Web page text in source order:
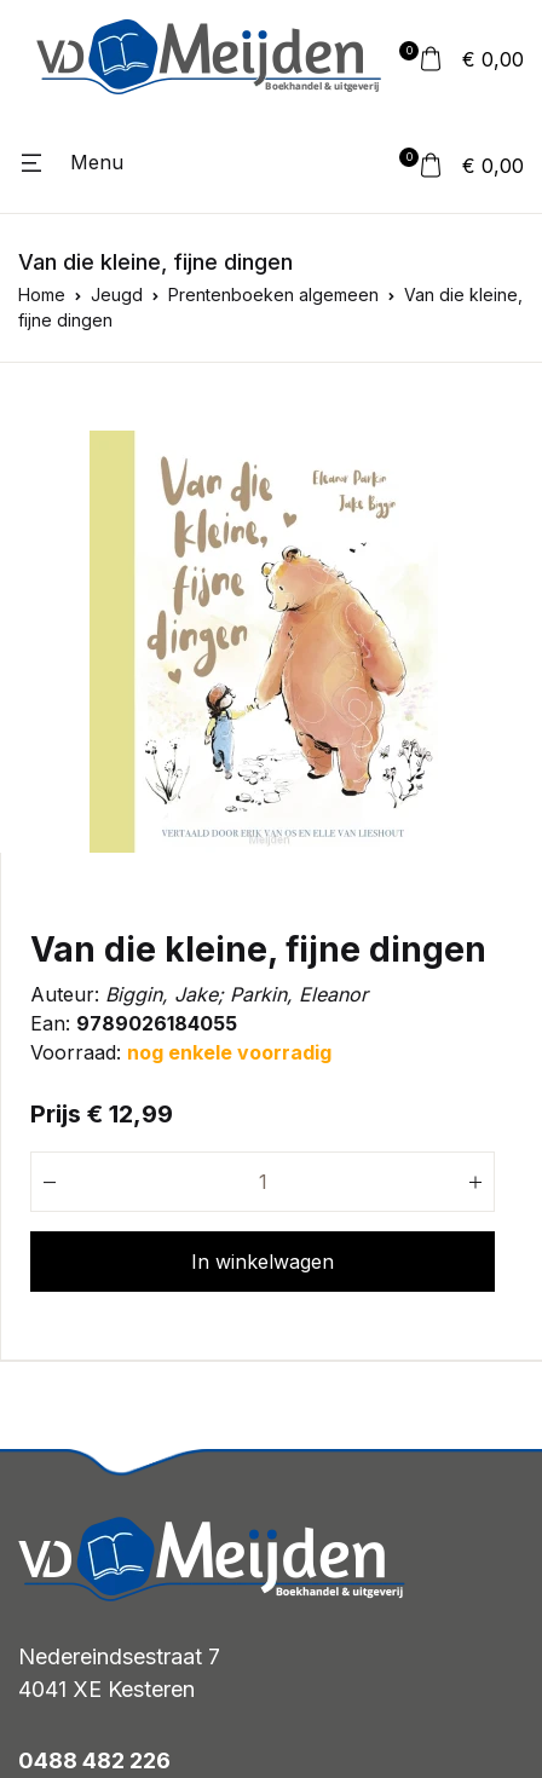
0 € 0,00
Menu 0 € 0,00
Van die kleine, fijne dingen
Home Jeugd Prentenboeken algemeen
Van die kleine,
fijne dingen
Van die kleine, fijne dingen
Auteur: Biggin, Jake; Parkin, Eleanor
Ean: 9789026184055
Voorraad: nog enkele voorradig
Prijs € 12,99
In winkelwagen
Nedereindsestraat 7
4041 XE Kesteren
0488 482 226